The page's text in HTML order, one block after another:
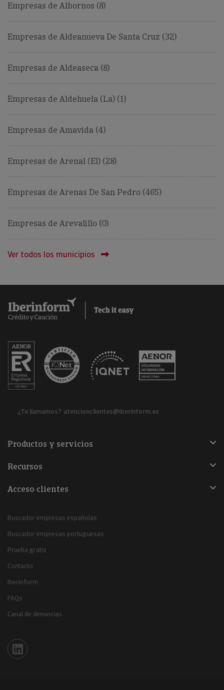
Empresas de Albornos (8)
Empresas de Aldeanueva De Santa Cruz (32)
Empresas de Aldeaseca (8)
Empresas de Aldehuela (La) (1)
Empresas de Amavida (4)
Empresas de Arenal (El) (28)
Empresas de Arenas De San Pedro (465)
Empresas de Arevalillo (0)
Ver todos los municipios
¿Te llamamos? atencionclientes@iberinform.es
Productos y servicios
Recursos
Acceso clientes
Buscador empresas españolas
Buscador empresas portuguesas
Prueba gratis
Contacto
Iberinform
FAQs
Canal de denuncias
Iberinform en Linkedin